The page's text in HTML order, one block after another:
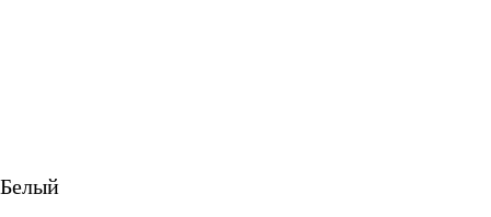
Белый